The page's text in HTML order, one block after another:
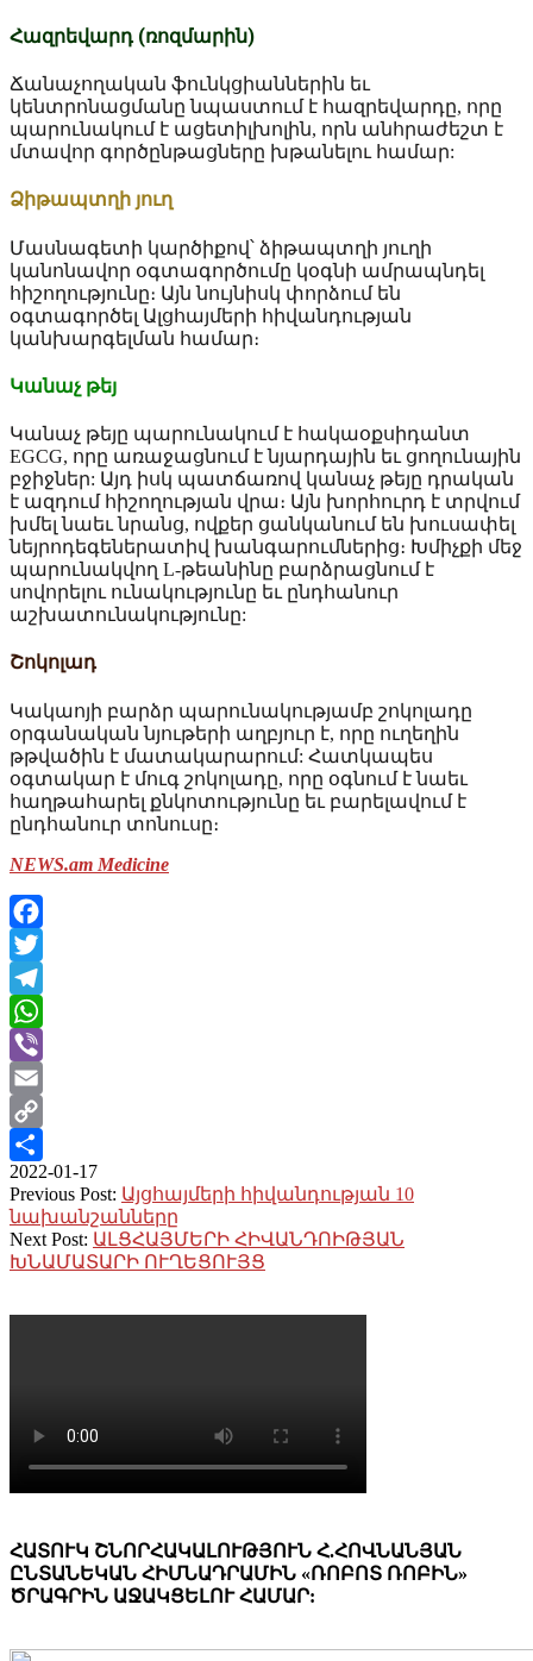
Հազրեվարդ (ռոզմարին)
Ճանաչողական ֆունկցիաններին եւ
կենտրոնացմանը նպաստում է հազրեվարդը, որը
պարունակում է ացետիլխոլին, որն անհրաժեշտ է
մտավոր գործընթացները խթանելու համար:
Ձիթապտղի յուղ
Մասնագետի կարծիքով՝ ձիթապտղի յուղի
կանոնավոր օգտագործումը կօգնի ամրապնդել
հիշողությունը։ Այն նույնիսկ փորձում են
օգտագործել Ալցհայմերի հիվանդության
կանխարգելման համար։
Կանաչ թեյ
Կանաչ թեյը պարունակում է հակաօքսիդանտ
EGCG, որը առաջացնում է նյարդային եւ ցողունային
բջիջներ: Այդ իսկ պատճառով կանաչ թեյը դրական
է ազդում հիշողության վրա։ Այն խորհուրդ է տրվում
խմել նաեւ նրանց, ովքեր ցանկանում են խուսափել
նեյրոդեգեներատիվ խանգարումներից։ Խմիչքի մեջ
պարունակվող L-թեանինը բարձրացնում է
սովորելու ունակությունը եւ ընդհանուր
աշխատունակությունը:
Շոկոլադ
Կակաոյի բարձր պարունակությամբ շոկոլադը
օրգանական նյութերի աղբյուր է, որը ուղեղին
թթվածին է մատակարարում: Հատկապես
օգտակար է մուգ շոկոլադը, որը օգնում է նաեւ
հաղթահարել քնկոտությունը եւ բարելավում է
ընդհանուր տոնուսը։
NEWS.am Medicine
Facebook
Twitter
Telegram
WhatsApp
Viber
Email
Copy
Link
Share
2022-01-17
Previous Post: Այցհայմերի հիվանդության 10
նախանշանները
Next Post: ԱԼՑՀԱՅՄԵՐԻ ՀԻՎԱՆԴՈԻԹՅԱՆ
ԽՆԱՄԱՏԱՐԻ ՈՒՂԵՑՈՒՅՑ
ՀԱՏՈՒԿ ՇՆՈՐՀԱԿԱԼՈՒԹՅՈՒՆ Հ.ՀՈՎՆԱՆՅԱՆ
ԸՆՏԱՆԵԿԱՆ ՀԻՄՆԱԴՐԱՄԻՆ «ՌՈԲՈՏ ՌՈԲԻՆ»
ԾՐԱԳՐԻՆ ԱՋԱԿՑԵԼՈՒ ՀԱՄԱՐ: